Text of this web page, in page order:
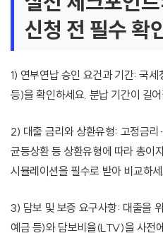
신청 전 필수 확
1) 연부연납 승인 요건과 기간: 국
등)을 확인하세요. 분납 기간이 길
2) 대출 금리와 상환유형: 고정금
균등상환 등 상환유형에 따라 총이
시뮬레이션을 필수로 받아 비교하
3) 담보 및 보증 요구사항: 대출을
예금 등)와 담보비율(LTV)을 사전